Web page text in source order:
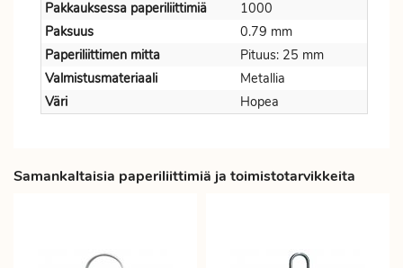
Pakkauksessa paperiliittimiä
1000
Paksuus
0.79 mm
Paperiliittimen mitta
Pituus: 25 mm
Valmistusmateriaali
Metallia
Väri
Hopea
Samankaltaisia paperiliittimiä ja toimistotarvikkeita